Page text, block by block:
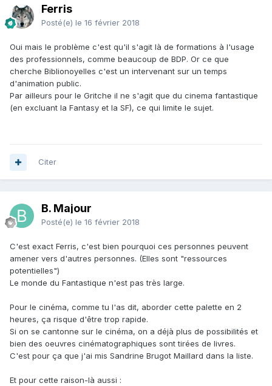
Ferris
Posté(e) le 16 février 2018
Oui mais le problème c'est qu'il s'agit là de formations à l'usage
des professionnels, comme beaucoup de BDP. Or ce que
cherche Biblionoyelles c'est un intervenant sur un temps
d'animation public.
Par ailleurs pour le Gritche il ne s'agit que du cinema fantastique
(en excluant la Fantasy et la SF), ce qui limite le sujet.
Citer
B. Majour
Posté(e) le 16 février 2018
C'est exact Ferris, c'est bien pourquoi ces personnes peuvent
amener vers d'autres personnes. (Elles sont "ressources
potentielles")
Le monde du Fantastique n'est pas très large.
Pour le cinéma, comme tu l'as dit, aborder cette palette en 2
heures, ça risque d'être trop rapide.
Si on se cantonne sur le cinéma, on a déjà plus de possibilités et
bien des oeuvres cinématographiques sont tirées de livres.
C'est pour ça que j'ai mis Sandrine Brugot Maillard dans la liste.
Et pour cette raison-là aussi :